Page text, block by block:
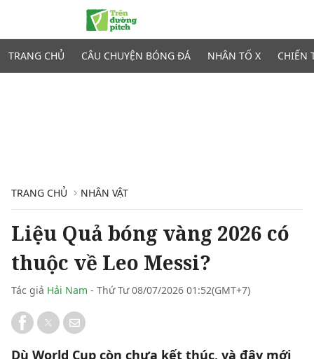
TRANG CHỦ CÂU CHUYỆN BÓNG ĐÁ NHÂN TỐ X CHIẾN
TRANG CHỦ NHÂN VẬT
Liệu Quả bóng vàng 2026 có
thuộc về Leo Messi?
Tác giả Hải Nam - Thứ Tư 08/07/2026 01:52(GMT+7)
Dù World Cup còn chưa kết thúc, và đây mới